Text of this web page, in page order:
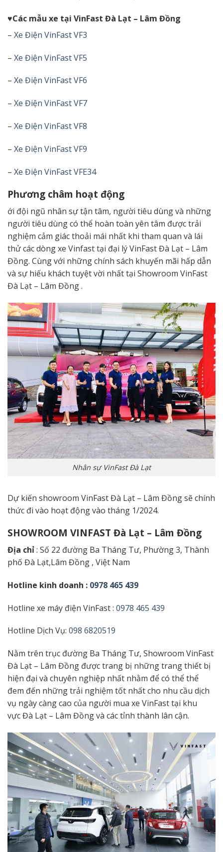
♥Các mẫu xe tại VinFast Đà Lạt – Lâm Đồng
– Xe Điện VinFast VF3
– Xe Điện VinFast VF5
– Xe Điện VinFast VF6
– Xe Điện VinFast VF7
– Xe Điện VinFast VF8
– Xe Điện VinFast VF9
– Xe Điện VinFast VFE34
Phương châm hoạt động
ới đội ngũ nhân sự tận tâm, người tiêu dùng và những
người tiêu dùng có thể hoàn toàn yên tâm được trải
nghiệm cảm giác thoải mái nhất khi tham quan và lái
thử các dòng xe Vinfast tại đại lý VinFast Đà Lạt – Lâm
Đồng. Cùng với những chính sách khuyến mãi hấp dẫn
và sự hiếu khách tuyệt vời nhất tại Showroom VinFast
Đà Lạt – Lâm Đồng .
Nhân sự VinFast Đà Lạt
Dự kiến showroom VinFast Đà Lạt – Lâm Đồng sẽ chính
thức đi vào hoạt động vào tháng 1/2024.
SHOWROOM VINFAST Đà Lạt – Lâm Đồng
Địa chỉ: Số 22 đường Ba Tháng Tư, Phường 3, Thành
phố Đà Lạt,Lâm Đồng , Việt Nam
Hotline kinh doanh : 0978 465 439
Hotline xe máy điện VinFast : 0978 465 439
Hotline Dịch Vụ: 098 6820519
Nằm trên trục đường Ba Tháng Tư, Showroom VinFast
Đà Lạt – Lâm Đồng được trang bị những trang thiết bị
hiện đại và chuyên nghiệp nhất nhằm để có thểthể
đem đến những trải nghiệm tốt nhấtcho nhu cầu dịch
vụ ngàycàng cao của người mua xe VinFasttại khu
vựcĐà Lạt – Lâm Đồng và các tỉnh thành lân cận.